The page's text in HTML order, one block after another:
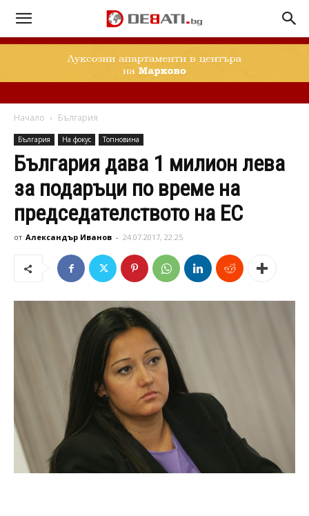
Начало България
България На фокус Топновина
България дава 1 милион лева
за подаръци по време на
председателството на ЕС
от Александър Иванов - 24.07.2017, 22:25